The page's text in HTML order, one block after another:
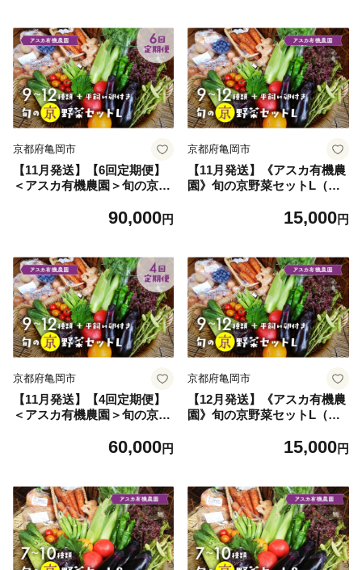
野菜 旬の野菜 新鮮野菜 有機
野菜 無農薬野菜 野菜定期便
野菜 定期便 やさい 定期便 野
菜セット やさいセット 春野
菜 夏野菜 秋野菜 冬野菜 旬 4
ヶ月 京野菜定期便 有機野菜
定期便 旬野菜定期便 無農薬
京都府亀岡市
【11月発送】【6回定期便】
＜アスカ有機農園＞旬の京野
毎月お届け全6回《定期便 野
せ 野菜セット 京野菜 旬の野
菜 新鮮野菜 有機野菜 無農薬
野菜 野菜定期便 野菜 定期便
やさい 定期便 野菜セット や
さいセット 春野菜 夏野菜 秋
野菜 冬野菜 旬 ケージフリー
卵 たまご タマゴ 玉子 6ヶ
90,000円
京都府亀岡市
【11月発送】《アスカ有機農
園》旬の京野菜セットL（平
ット 新鮮 詰合せ 旬 野菜 野
野菜 無農薬野菜 やさい 野菜
セット やさいセット 春野菜
夏野菜 秋野菜 冬野菜 旬 ケー
ジフリー 卵 たまご タマゴ 玉
子 京野菜野菜セット 旬野菜
セット 有機野菜野菜セット
無農薬野菜野菜セット 平飼い
15,000円
京都府亀岡市
【11月発送】【4回定期便】
＜アスカ有機農園＞旬の京野
毎月お届け全4回《定期便 野
せ 野菜セット 京野菜 旬の野
菜 新鮮野菜 有機野菜 無農薬
野菜 野菜定期便 野菜 定期便
やさい 定期便 野菜セット や
さいセット 春野菜 夏野菜 秋
60,000円
京都府亀岡市
【12月発送】《アスカ有機農
園》旬の京野菜セットL（平
ット 新鮮 詰合せ 旬 野菜 野
野菜 無農薬野菜 やさい 野菜
セット やさいセット 春野菜
夏野菜 秋野菜 冬野菜 旬 ケー
ジフリー 卵 たまご タマゴ 玉
子 京野菜野菜セット 旬野菜
15,000円